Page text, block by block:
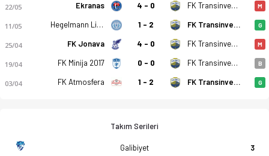
22/05 Ekranas 4 - 0 FK Transinvest B M
11/05 Hegelmann Litauen B 1 - 2 FK Transinvest B G
25/04 FK Jonava 4 - 0 FK Transinvest B M
19/04 FK Minija 2017 0 - 0 FK Transinvest B B
03/04 FK Atmosfera 1 - 2 FK Transinvest B G
Takım Serileri
Galibiyet 3